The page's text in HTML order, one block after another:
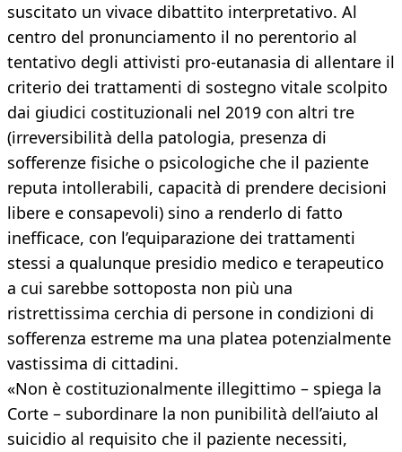
suscitato un vivace dibattito interpretativo. Al
centro del pronunciamento il no perentorio al
tentativo degli attivisti pro-eutanasia di allentare il
criterio dei trattamenti di sostegno vitale scolpito
dai giudici costituzionali nel 2019 con altri tre
(irreversibilità della patologia, presenza di
sofferenze fisiche o psicologiche che il paziente
reputa intollerabili, capacità di prendere decisioni
libere e consapevoli) sino a renderlo di fatto
inefficace, con l’equiparazione dei trattamenti
stessi a qualunque presidio medico e terapeutico
a cui sarebbe sottoposta non più una
ristrettissima cerchia di persone in condizioni di
sofferenza estreme ma una platea potenzialmente
vastissima di cittadini.
«Non è costituzionalmente illegittimo – spiega la
Corte – subordinare la non punibilità dell’aiuto al
suicidio al requisito che il paziente necessiti,